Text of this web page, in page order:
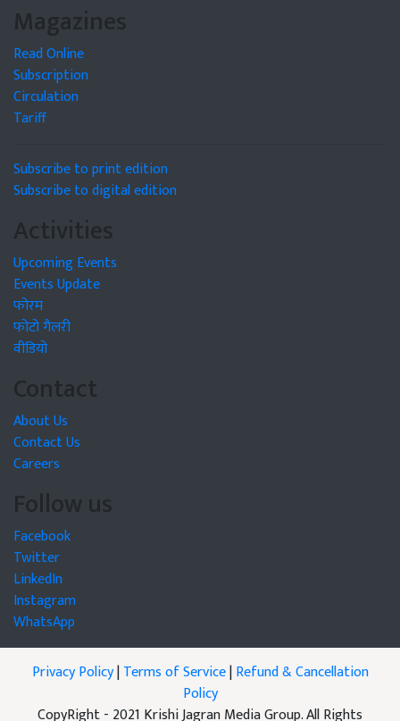
Magazines
Read Online
Subscription
Circulation
Tariff
Subscribe to print edition
Subscribe to digital edition
Activities
Upcoming Events
Events Update
फोरम
फोटो गैलरी
वीडियो
Contact
About Us
Contact Us
Careers
Follow us
Facebook
Twitter
LinkedIn
Instagram
WhatsApp
Privacy Policy|Terms of Service|Refund & Cancellation
Policy
CopyRight - 2021 Krishi Jagran Media Group. All Rights